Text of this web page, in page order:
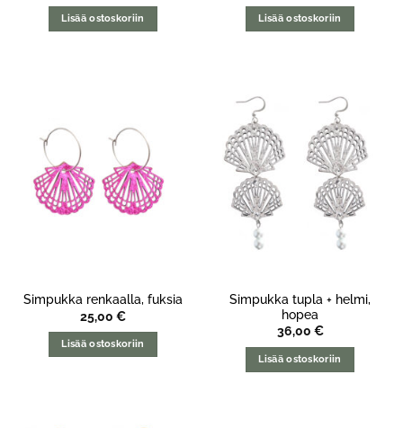
Lisää ostoskoriin Lisää ostoskoriin
Simpukka renkaalla, fuksia
25,00 €
Lisää ostoskoriin
Simpukka tupla + helmi,
hopea
36,00 €
Lisää ostoskoriin